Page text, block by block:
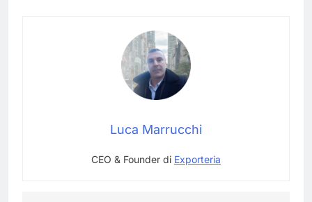
Luca Marrucchi
CEO & Founder di Exporteria